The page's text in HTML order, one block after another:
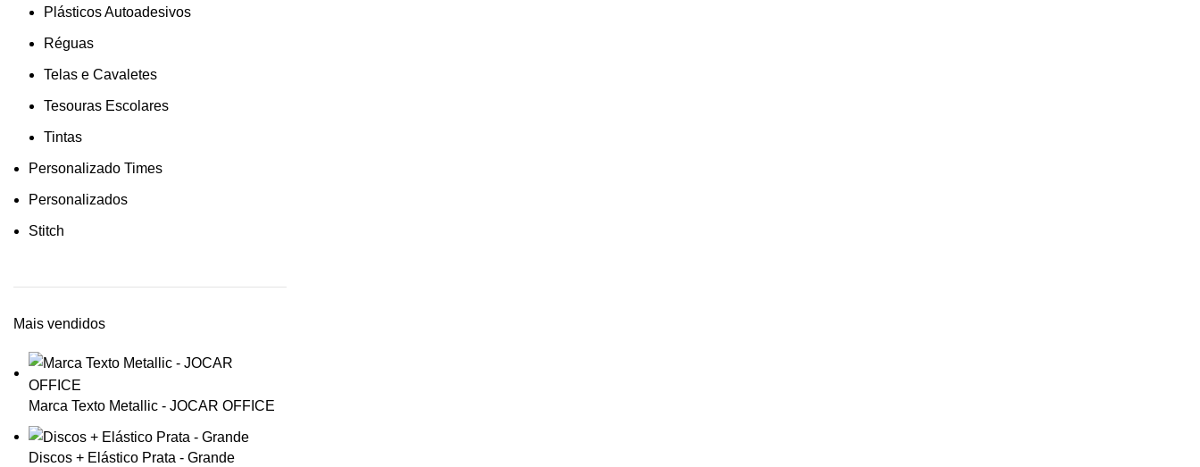
Plásticos Autoadesivos
Réguas
Telas e Cavaletes
Tesouras Escolares
Tintas
Personalizado Times
Personalizados
Stitch
Mais vendidos
Marca Texto Metallic - JOCAR OFFICE
Discos + Elástico Prata - Grande